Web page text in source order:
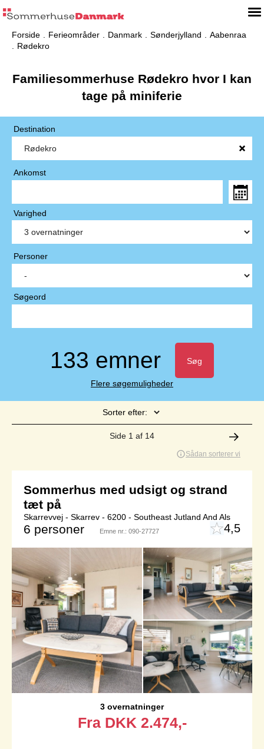
Forside Ferieområder Danmark Sønderjylland
Aabenraa
Rødekro
Familiesommerhuse Rødekro hvor I kan
tage på miniferie
Destination
Ankomst
Varighed
Personer
Søgeord
133 emner Søg
Flere søgemuligheder
Sorter efter:
Side 1 af 14
Sådan sorterer vi
Sommerhus med udsigt og strand
tæt på
Skarrevvej - Skarrev - 6200 - Southeast Jutland And Als
6 personer Emne nr.: 090-27727 4,5
3 overnatninger
Fra DKK 2.474,-